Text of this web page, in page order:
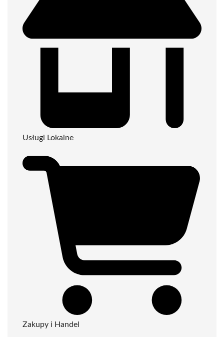
Usługi Lokalne
Zakupy i Handel